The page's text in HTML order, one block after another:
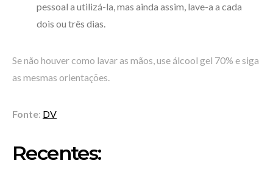
pessoal a utilizá-la, mas ainda assim, lave-a a cada
dois ou três dias.
Se não houver como lavar as mãos, use álcool gel 70% e siga
as mesmas orientações.
Fonte: DV
Recentes: